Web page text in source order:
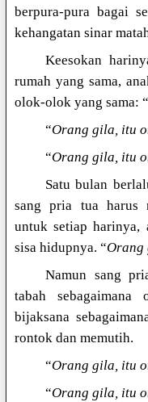
berpura-pura bagai
kehangatan sinar
Keesokan
rumah yang sama,
olok-olok yang sama:
“Orang gila, itu
“Orang gila, itu
Satu bulan
sang pria tua harus
untuk setiap harinya,
sisa hidupnya. “
Namun sang
tabah
bijaksana
rontok dan memutih.
“Orang gila, itu
“Orang gila, itu